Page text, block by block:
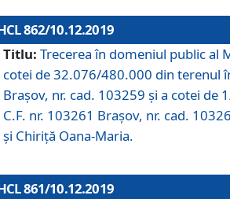
862/10.12.2019
Titlu: Trecerea în domeniul public al
cotei de 32.076/480.000 din terenul
Brașov, nr. cad. 103259 și a cotei de
C.F. nr. 103261 Brașov, nr. cad.
și Chiriță Oana-Maria.
861/10.12.2019